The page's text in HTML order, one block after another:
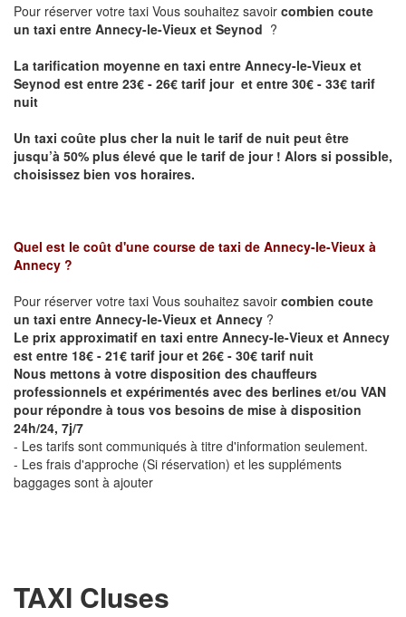
Pour réserver votre taxi Vous souhaitez savoir combien coute
un taxi entre Annecy-le-Vieux et Seynod ?
La tarification moyenne en taxi entre Annecy-le-Vieux et
Seynod est entre 23€ - 26€ tarif jour et entre 30€ - 33€ tarif
nuit
Un taxi coûte plus cher la nuit le tarif de nuit peut être
jusqu’à 50% plus élevé que le tarif de jour ! Alors si possible,
choisissez bien vos horaires.
Quel est le coût d'une course de taxi de Annecy-le-Vieux à
Annecy ?
Pour réserver votre taxi Vous souhaitez savoir combien coute
un taxi entre Annecy-le-Vieux et Annecy ?
Le prix approximatif en taxi entre Annecy-le-Vieux et Annecy
est entre 18€ - 21€ tarif jour et 26€ - 30€ tarif nuit
Nous mettons à votre disposition des chauffeurs
professionnels et expérimentés avec des berlines et/ou VAN
pour répondre à tous vos besoins de mise à disposition
24h/24, 7j/7
- Les tarifs sont communiqués à titre d'information seulement.
- Les frais d'approche (Si réservation) et les suppléments
baggages sont à ajouter
TAXI Cluses